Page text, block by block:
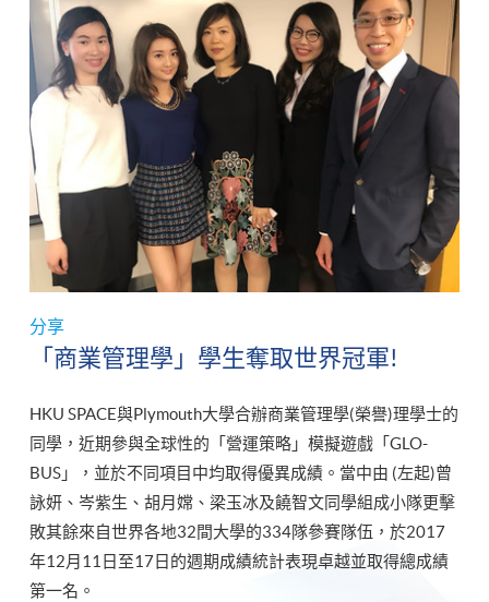
分享
「商業管理學」學生奪取世界冠軍!
HKU SPACE與Plymouth大學合辦商業管理學(榮譽)理學士的
同學，近期參與全球性的「營運策略」模擬遊戲「GLO-
BUS」，並於不同項目中均取得優異成績。當中由 (左起)曾
詠妍、岑紫生、胡月嫦、梁玉冰及饒智文同學組成小隊更擊
敗其餘來自世界各地32間大學的334隊參賽隊伍，於2017
年12月11日至17日的週期成績統計表現卓越並取得總成績
第一名。